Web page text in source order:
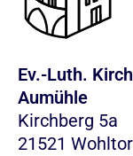
Ev.-Luth.
Aumühle
Kirchberg 5a
21521